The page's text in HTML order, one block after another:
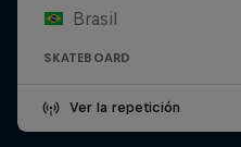
Brasil
SKATEBOARD
Ver la repetición